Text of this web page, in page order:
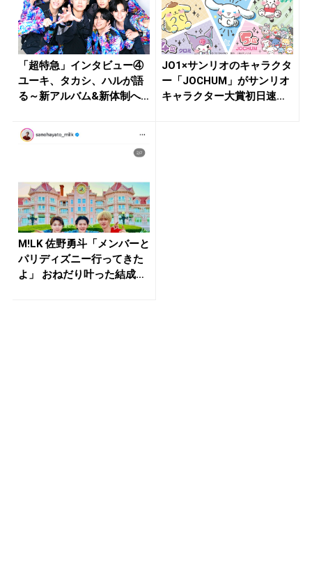
「超特急」インタビュー④
ユーキ、タカシ、ハルが語
る～新アルバム&新体制へ
JO1×サンリオのキャラクタ
ー「JOCHUM」がサンリオ
キャラクター大賞初日速
M!LK 佐野勇斗「メンバーと
パリディズニー行ってきた
よ」 おねだり叶った結成